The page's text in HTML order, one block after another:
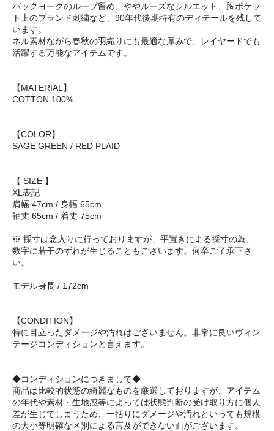
バックヨークのループ留め、ややルーズなシルエット、胸ポケッ
ト上のブランド刺繍など、90年代後期特有のディテールを残して
います。
ネル素材ながら春秋の羽織りにも最適な厚みで、レイヤードでも
活躍する万能なアイテムです。
【MATERIAL】
COTTON 100%
【COLOR】
SAGE GREEN / RED PLAID
【 SIZE 】
XL表記
肩幅 47cm / 身幅 65cm
袖丈 65cm / 着丈 75cm
※ 採寸は念入りに行っておりますが、平置きによる採寸の為、
数字に若干のずれが生じることもございます。何卒ご了承下さ
い。
モデル身長 / 172cm
【CONDITION】
特に目立ったダメージや汚れはございません。非常に良いヴィン
テージコンディションと言えます。
◆コンディションにつきまして◆
商品は比較的状態の綺麗なものを厳選しておりますが、アイテム
の年代や素材・生地感等によっては状態判断の受け取り方に個人
差が生じてしまうため、一括りにダメージや汚れといっても規模
の大小等明確な区別による言及ができない面がございます。